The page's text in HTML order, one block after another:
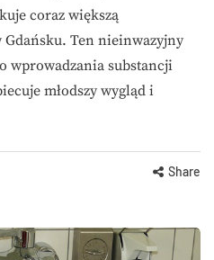
coraz większą
Ten nieinwazyjny
wprowadzania substancji
młodszy wygląd i
Share